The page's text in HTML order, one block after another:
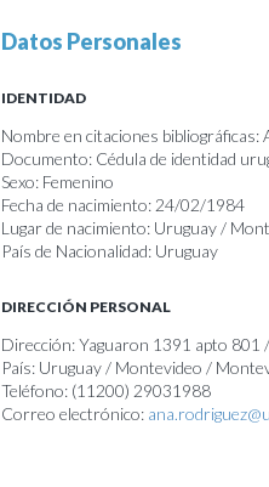
Datos Personales
IDENTIDAD
Nombre en citaciones bibliográficas:
Documento: Cédula de identidad
Sexo: Femenino
Fecha de nacimiento: 24/02/1984
Lugar de nacimiento: Uruguay /
País de Nacionalidad: Uruguay
DIRECCIÓN PERSONAL
Dirección: Yaguaron 1391 apto 801
País: Uruguay / Montevideo /
Teléfono: (11200) 29031988
Correo electrónico: